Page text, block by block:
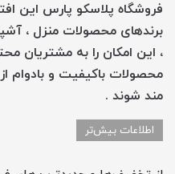
فروشگاه پلاسکو پارس این
برندهای محصولات منزل ،
، این امکان را به مشتریان
محصولات باکیفیت و بادوام
مند شوند .
اطلاعات بیش‌تر